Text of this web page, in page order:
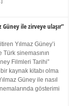
ile zirveye ulaşır”
Yılmaz Güney’i
sinemasının
Filmleri Tarihi”
kaynak kitabı olma
Güney ile nasıl
gösterimi